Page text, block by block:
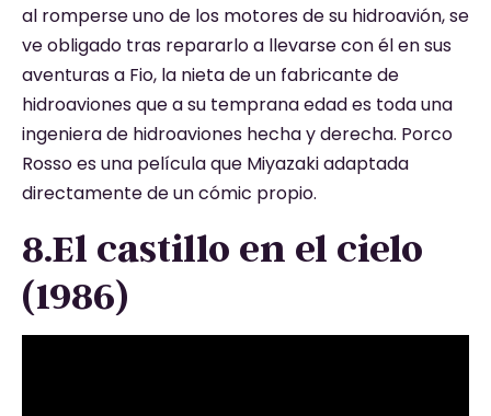
al romperse uno de los motores de su hidroavión, se
ve obligado tras repararlo a llevarse con él en sus
aventuras a Fio, la nieta de un fabricante de
hidroaviones que a su temprana edad es toda una
ingeniera de hidroaviones hecha y derecha. Porco
Rosso es una película que Miyazaki adaptada
directamente de un cómic propio.
8.El castillo en el cielo
(1986)